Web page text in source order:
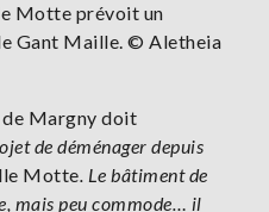
Motte prévoit un
Gant Maille. © Aletheia
de Margny doit
de déménager depuis
Motte. Le bâtiment de
mais peu commode… il